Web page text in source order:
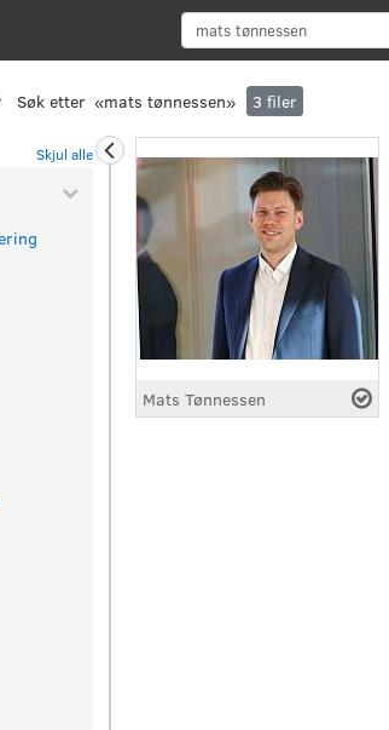
Søk etter «mats tønnessen» 3 filer
Skjul alle
Mats Tønnessen